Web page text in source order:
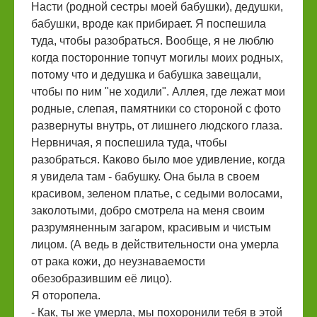
Насти (родной сестры моей бабушки), дедушки,
бабушки, вроде как прибирает. Я поспешила
туда, чтобы разобраться. Вообще, я не люблю
когда посторонние топчут могилы моих родных,
потому что и дедушка и бабушка завещали,
чтобы по ним "не ходили". Аллея, где лежат мои
родные, слепая, памятники со стороной с фото
развернуты внутрь, от лишнего людского глаза.
Нервничая, я поспешила туда, чтобы
разобраться. Каково было мое удивление, когда
я увидела там - бабушку. Она была в своем
красивом, зеленом платье, с седыми волосами,
заколотыми, добро смотрела на меня своим
разрумяненным загаром, красивым и чистым
лицом. (А ведь в действительности она умерла
от рака кожи, до неузнаваемости
обезобразившим её лицо).
Я оторопела.
- Как, ты же умерла, мы похоронили тебя в этой